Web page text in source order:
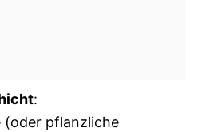
:
(oder pflanzliche